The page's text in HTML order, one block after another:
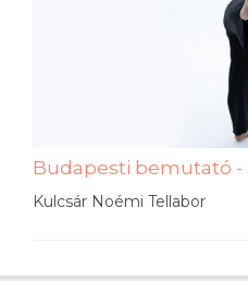
Budapesti bemutató -
Kulcsár Noémi Tellabor